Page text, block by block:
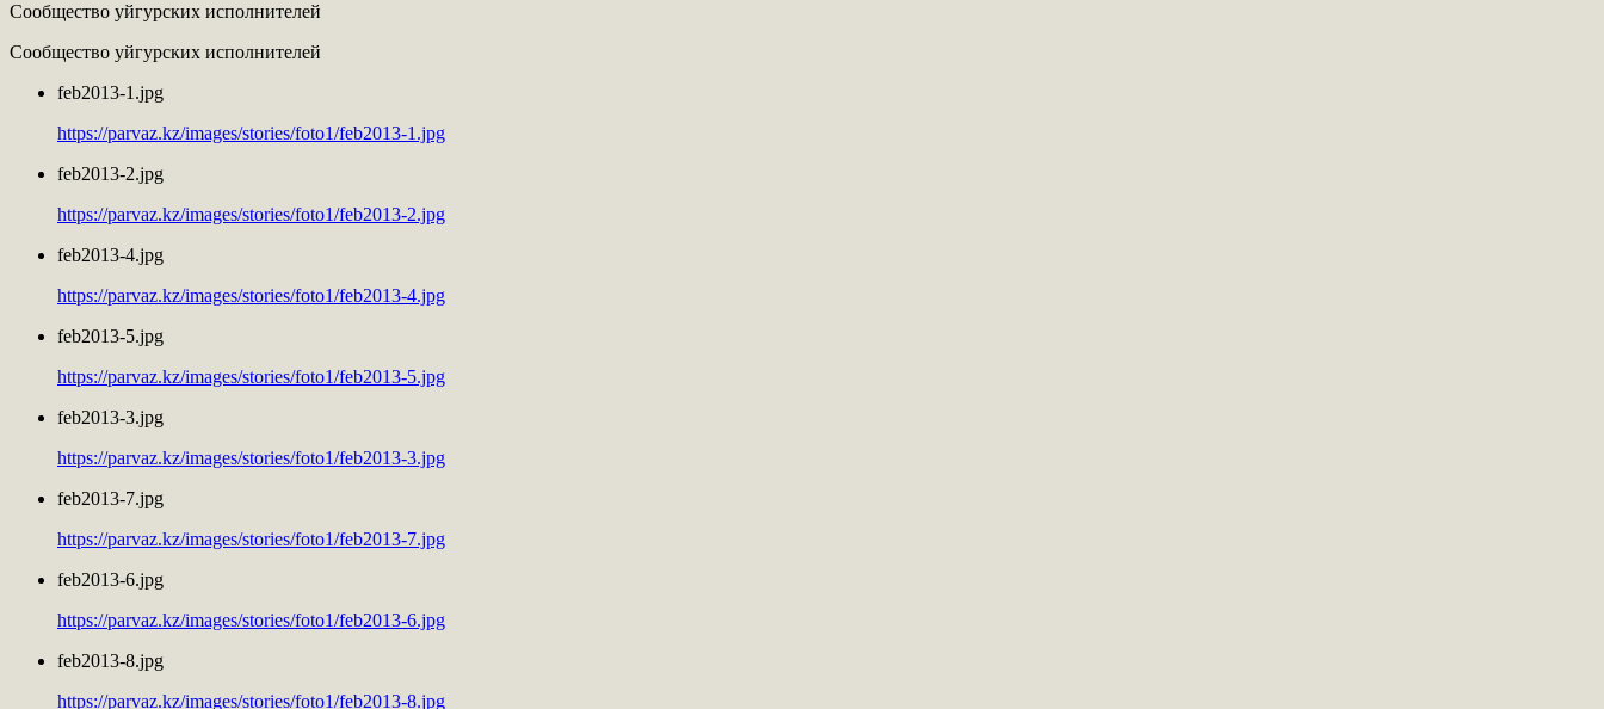
Сообщество уйгурских исполнителей
Сообщество уйгурских исполнителей
feb2013-1.jpg
https://parvaz.kz/images/stories/foto1/feb2013-1.jpg
feb2013-2.jpg
https://parvaz.kz/images/stories/foto1/feb2013-2.jpg
feb2013-4.jpg
https://parvaz.kz/images/stories/foto1/feb2013-4.jpg
feb2013-5.jpg
https://parvaz.kz/images/stories/foto1/feb2013-5.jpg
feb2013-3.jpg
https://parvaz.kz/images/stories/foto1/feb2013-3.jpg
feb2013-7.jpg
https://parvaz.kz/images/stories/foto1/feb2013-7.jpg
feb2013-6.jpg
https://parvaz.kz/images/stories/foto1/feb2013-6.jpg
feb2013-8.jpg
https://parvaz.kz/images/stories/foto1/feb2013-8.jpg